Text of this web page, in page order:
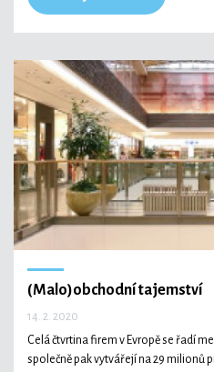
(Malo)obchodní tajemství
14. 2. 2020
Celá čtvrtina firem v Evropě se řadí
společně pak vytvářejí na 29 milionů